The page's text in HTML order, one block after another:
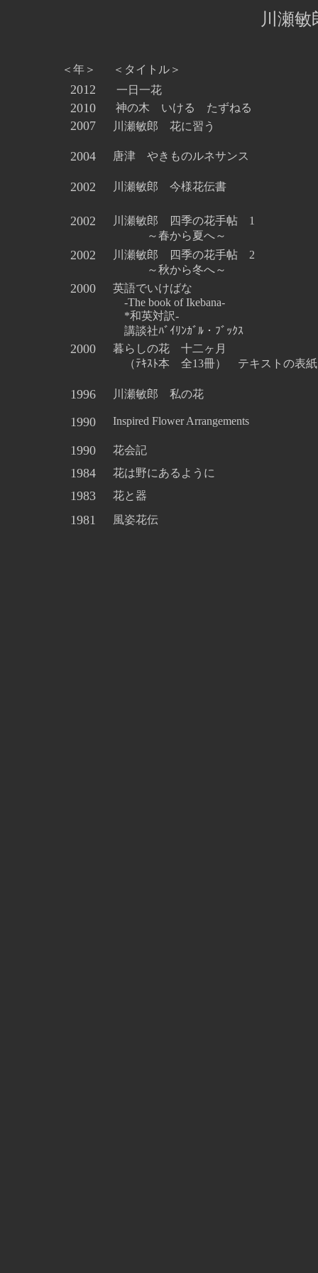
川瀬敏
＜年＞ ＜タイトル＞
2012 一日一花
2010 神の木 いける たずねる
2007 川瀬敏郎 花に習う
2004 唐津 やきものルネサンス
2002 川瀬敏郎 今様花伝書
2002
川瀬敏郎 四季の花手帖 1
～春から夏へ～
2002
川瀬敏郎 四季の花手帖 2
～秋から冬へ～
2000
英語でいけばな
-The book of Ikebana-
*和英対訳-
講談社ﾊﾞｲﾘﾝｶﾞﾙ・ﾌﾞｯｸｽ
2000
暮らしの花 十二ヶ月
（ﾃｷｽﾄ本 全13冊）
テキストの表
1996 川瀬敏郎 私の花
1990 Inspired Flower Arrangements
1990 花会記
1984 花は野にあるように
1983 花と器
1981 風姿花伝